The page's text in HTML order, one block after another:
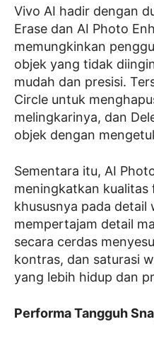
Vivo AI hadir dengan
Erase dan AI Photo
memungkinkan
objek yang tidak
mudah dan presisi.
Circle untuk
melingkarinya, dan
objek dengan
Sementara itu, AI
meningkatkan
khususnya pada detail
mempertajam detail
secara cerdas
kontras, dan saturasi
yang lebih hidup dan
Performa Tangguh